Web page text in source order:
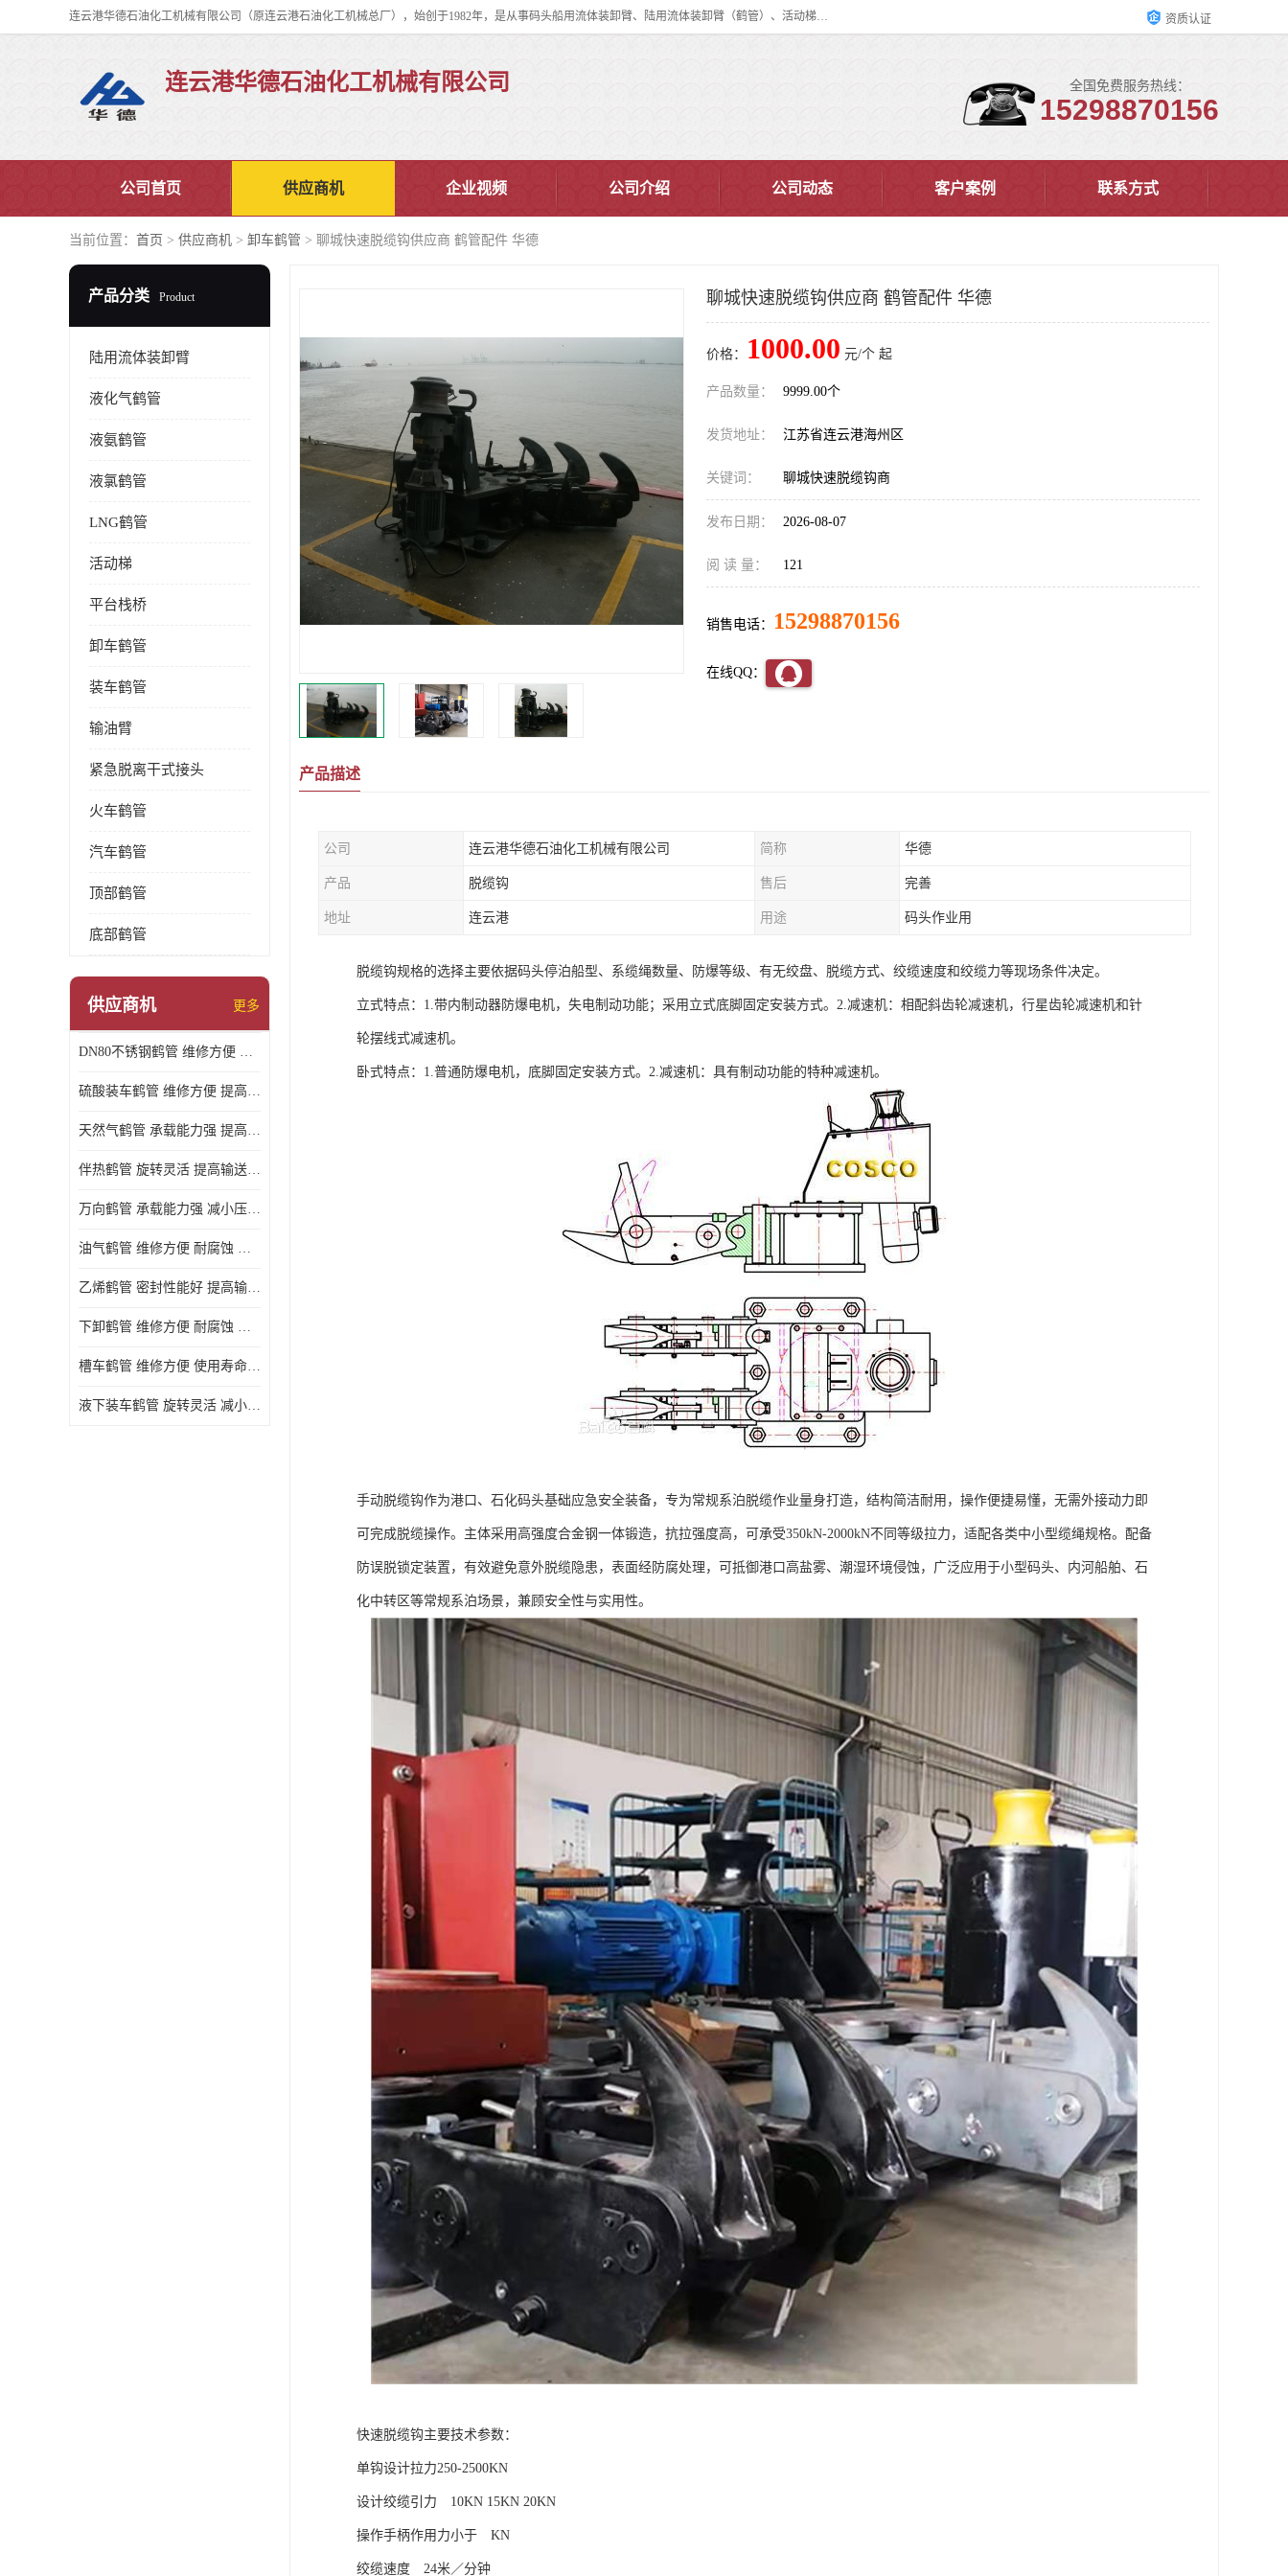
连云港华德石油化工机械有限公司（原连云港石油化工机械总厂），始创于1982年，是从事码头船用流体装卸臂、陆用流体装卸臂（鹤管）、活动梯、钢构平台、定量装车系统等全系列流体装卸设备的设计、制造、销售以及服务的专业供应商。 资质认证
连云港华德石油化工机械有限公司 全国免费服务热线：
15298870156
公司首页 供应商机 企业视频 公司介绍 公司动态 客户案例 联系方式
当前位置： 首页 > 供应商机 > 卸车鹤管 > 聊城快速脱缆钩供应商 鹤管配件 华德
产品分类 Product
陆用流体装卸臂
液化气鹤管
液氨鹤管
液氯鹤管
LNG鹤管
活动梯
平台栈桥
卸车鹤管
装车鹤管
输油臂
紧急脱离干式接头
火车鹤管
汽车鹤管
顶部鹤管
底部鹤管
供应商机 更多
DN80不锈钢鹤管 维修方便 提高输送效率
硫酸装车鹤管 维修方便 提高输送效率
天然气鹤管 承载能力强 提高输送效率
伴热鹤管 旋转灵活 提高输送效率
万向鹤管 承载能力强 减小压力损失
油气鹤管 维修方便 耐腐蚀 耐高温
乙烯鹤管 密封性能好 提高输送效率
下卸鹤管 维修方便 耐腐蚀 耐高温
槽车鹤管 维修方便 使用寿命较长
液下装车鹤管 旋转灵活 减小压力损失
聊城快速脱缆钩供应商 鹤管配件 华德
价格： 1000.00 元/个 起
产品数量： 9999.00个
发货地址： 江苏省连云港海州区
关键词： 聊城快速脱缆钩商
发布日期： 2026-08-07
阅 读 量： 121
销售电话： 15298870156
在线QQ：
产品描述
公司 连云港华德石油化工机械有限公司 简称 华德
产品 脱缆钩 售后 完善
地址 连云港 用途 码头作业用
脱缆钩规格的选择主要依据码头停泊船型、系缆绳数量、防爆等级、有无绞盘、脱缆方式、绞缆速度和绞缆力等现场条件决定。
立式特点：1.带内制动器防爆电机，失电制动功能；采用立式底脚固定安装方式。2.减速机：相配斜齿轮减速机，行星齿轮减速机和针
轮摆线式减速机。
卧式特点：1.普通防爆电机，底脚固定安装方式。2.减速机：具有制动功能的特种减速机。
手动脱缆钩作为港口、石化码头基础应急安全装备，专为常规系泊脱缆作业量身打造，结构简洁耐用，操作便捷易懂，无需外接动力即
可完成脱缆操作。主体采用高强度合金钢一体锻造，抗拉强度高，可承受350kN-2000kN不同等级拉力，适配各类中小型缆绳规格。配备
防误脱锁定装置，有效避免意外脱缆隐患，表面经防腐处理，可抵御港口高盐雾、潮湿环境侵蚀，广泛应用于小型码头、内河船舶、石
化中转区等常规系泊场景，兼顾安全性与实用性。
快速脱缆钩主要技术参数：
单钩设计拉力250-2500KN
设计绞缆引力 10KN 15KN 20KN
操作手柄作用力小于 KN
绞缆速度 24米／分钟